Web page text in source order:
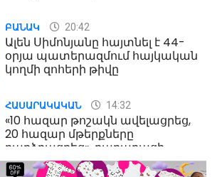
ԲԱՆԱԿ 20:42
Ալեն Սիմոնյանը հայտնել է 44-
օրյա պատերազմում հայկական
կողմի զոհերի թիվը
ՀԱՍԱՐԱԿԱԿԱՆ 14:32
«10 հազար թոշակն ավելացրեց,
20 հազար մթերքները
բարձրացրեց». քաղաքացի
(տեսանյութ)